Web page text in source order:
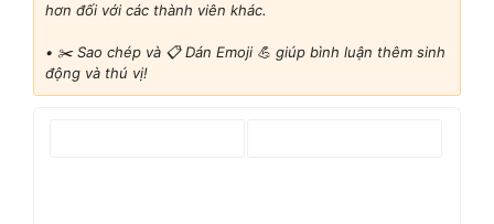
hơn đối với các thành viên khác.
• ✂️ Sao chép và 📋 Dán Emoji 💪 giúp bình luận thêm sinh
động và thú vị!